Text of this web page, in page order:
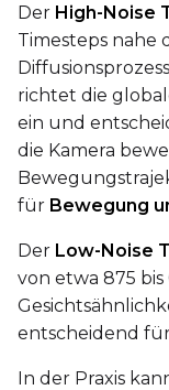
Der High-Noise
Timesteps nahe
richtet die
ein und
die Kamera
für Bewegung
Der Low-Noise
von etwa 875
entscheidend
In der Praxis